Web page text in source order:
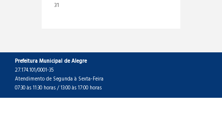
31
Prefeitura Municipal de Alegre
27.174.101/0001-35
Atendimento de Segunda à Sexta-Feira
07:30 às 11:30 horas / 13:00 às 17:00 horas